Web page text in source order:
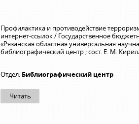
Профилактика и противодействие
интернет-ссылок / Государственное
«Рязанская областная универсальная
библиографический центр ; сост. Е. М.
Отдел: Библиографический центр
Читать